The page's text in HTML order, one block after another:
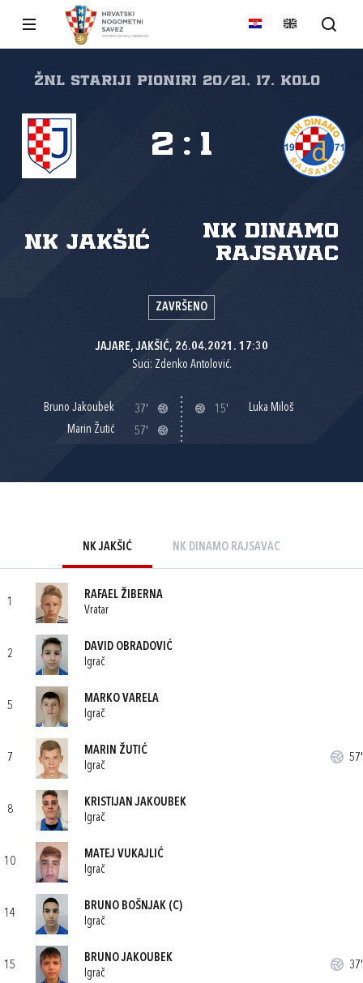
ŽNL stariji pioniri 20/21, 17. kolo
NK Jakšić
NK Dinamo
Rajsavac
2 : 1
ZAVRŠENO
JAJARE, JAKŠIĆ, 26.04.2021. 17:30
Suci: Zdenko Antolović.
Bruno Jakoubek
37'
Marin Žutić
57'
15' Luka Miloš
NK JAKŠIĆ NK DINAMO RAJSAVAC
1
RAFAEL ŽIBERNA
Vratar
2
DAVID OBRADOVIĆ
Igrač
5
MARKO VARELA
Igrač
7
MARIN ŽUTIĆ
Igrač
57'
8
KRISTIJAN JAKOUBEK
Igrač
10
MATEJ VUKAJLIĆ
Igrač
14
BRUNO BOŠNJAK (C)
Igrač
15
BRUNO JAKOUBEK
Igrač
37'